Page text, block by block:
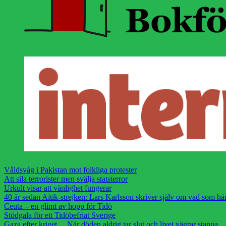
Våldsvåg i Pakistan mot folkliga protester
Att sila terrorister men svälja statsterror
Urkult visar att vänlighet fungerar
40 år sedan Aitik-strejken: Lars Karlsson skriver själv om vad som
Ceuta – en glimt av hopp för Tidö
Stödgala för ett Tidöbefriat Sverige
Gaza efter kriget… När döden aldrig tar slut och livet vägrar stanna